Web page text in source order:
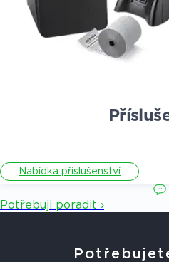
Nabídka příslušenství
Potřebuji poradit ›